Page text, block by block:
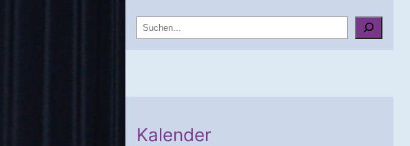
u
Kalender